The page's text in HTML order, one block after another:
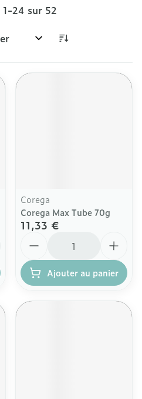
1-24 sur 52
Corega
Corega Max Tube 70g
11,33 €
Ajouter au panier